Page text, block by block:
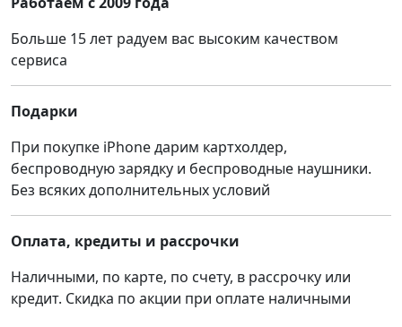
Больше 15 лет радуем вас высоким качеством
сервиса
Подарки
При покупке iPhone дарим картхолдер,
беспроводную зарядку и беспроводные наушники.
Без всяких дополнительных условий
Оплата, кредиты и рассрочки
Наличными, по карте, по счету, в рассрочку или
кредит. Скидка по акции при оплате наличными